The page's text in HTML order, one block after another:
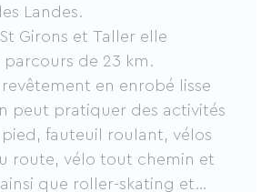
Landes.
Girons et Taller elle
parcours de 23 km.
revêtement en enrobé lisse
peut pratiquer des activités
fauteuil roulant, vélos
route, vélo tout chemin et
que roller-skating et